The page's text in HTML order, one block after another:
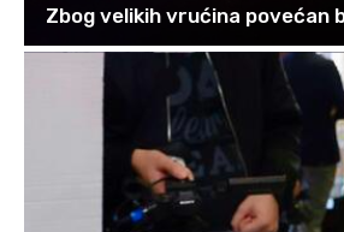
Zbog velikih vrućina povećan